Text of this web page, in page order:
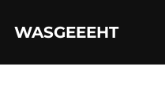
InhaltWASGEEEHT